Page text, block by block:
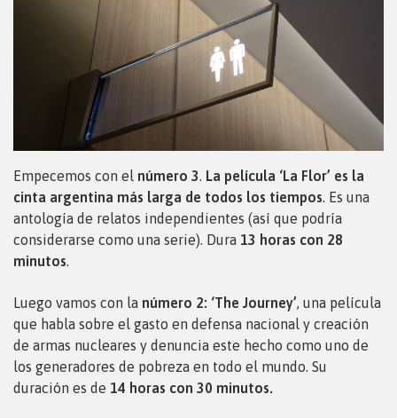
Empecemos con el número 3. La película ‘La Flor’ es la
cinta argentina más larga de todos los tiempos. Es una
antología de relatos independientes (así que podría
considerarse como una serie). Dura 13 horas con 28
minutos.
Luego vamos con la número 2: ‘The Journey’ , una película
que habla sobre el gasto en defensa nacional y creación
de armas nucleares y denuncia este hecho como uno de
los generadores de pobreza en todo el mundo. Su
duración es de 14 horas con 30 minutos.